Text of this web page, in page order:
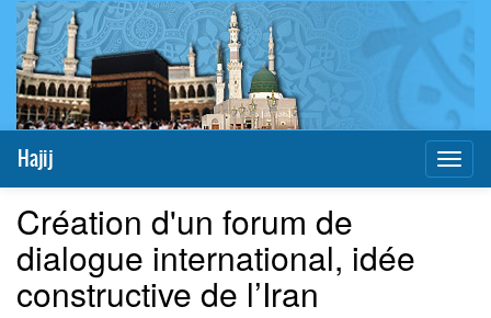
Hajij
Création d'un forum de
dialogue international, idée
constructive de l’Iran